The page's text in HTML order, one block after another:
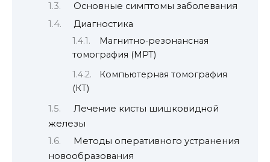
Основные симптомы заболевания
Диагностика
Магнитно-резонансная
томография (МРТ)
Компьютерная томография
(КТ)
Лечение кисты шишковидной
железы
Методы оперативного устранения
новообразования